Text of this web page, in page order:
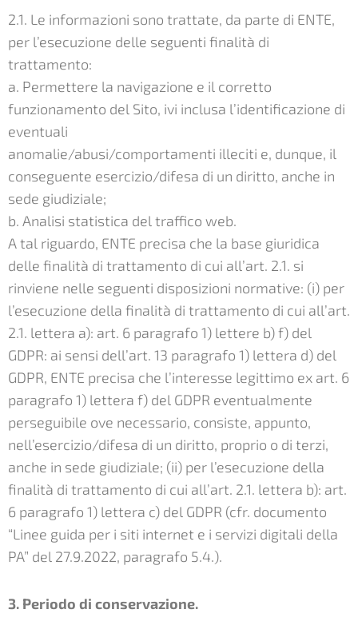
2.1. Le informazioni sono trattate, da parte di ENTE,
per l’esecuzione delle seguenti finalità di
trattamento:
a. Permettere la navigazione e il corretto
funzionamento del Sito, ivi inclusa l’identificazione di
eventuali
anomalie/abusi/comportamenti illeciti e, dunque, il
conseguente esercizio/difesa di un diritto, anche in
sede giudiziale;
b. Analisi statistica del traffico web.
A tal riguardo, ENTE precisa che la base giuridica
delle finalità di trattamento di cui all’art. 2.1. si
rinviene nelle seguenti disposizioni normative: (i) per
l’esecuzione della finalità di trattamento di cui all’art.
2.1. lettera a): art. 6 paragrafo 1) lettere b) f) del
GDPR: ai sensi dell’art. 13 paragrafo 1) lettera d) del
GDPR, ENTE precisa che l’interesse legittimo ex art. 6
paragrafo 1) lettera f) del GDPR eventualmente
perseguibile ove necessario, consiste, appunto,
nell’esercizio/difesa di un diritto, proprio o di terzi,
anche in sede giudiziale; (ii) per l’esecuzione della
finalità di trattamento di cui all’art. 2.1. lettera b): art.
6 paragrafo 1) lettera c) del GDPR (cfr. documento
“Linee guida per i siti internet e i servizi digitali della
PA” del 27.9.2022, paragrafo 5.4.).
3. Periodo di conservazione.